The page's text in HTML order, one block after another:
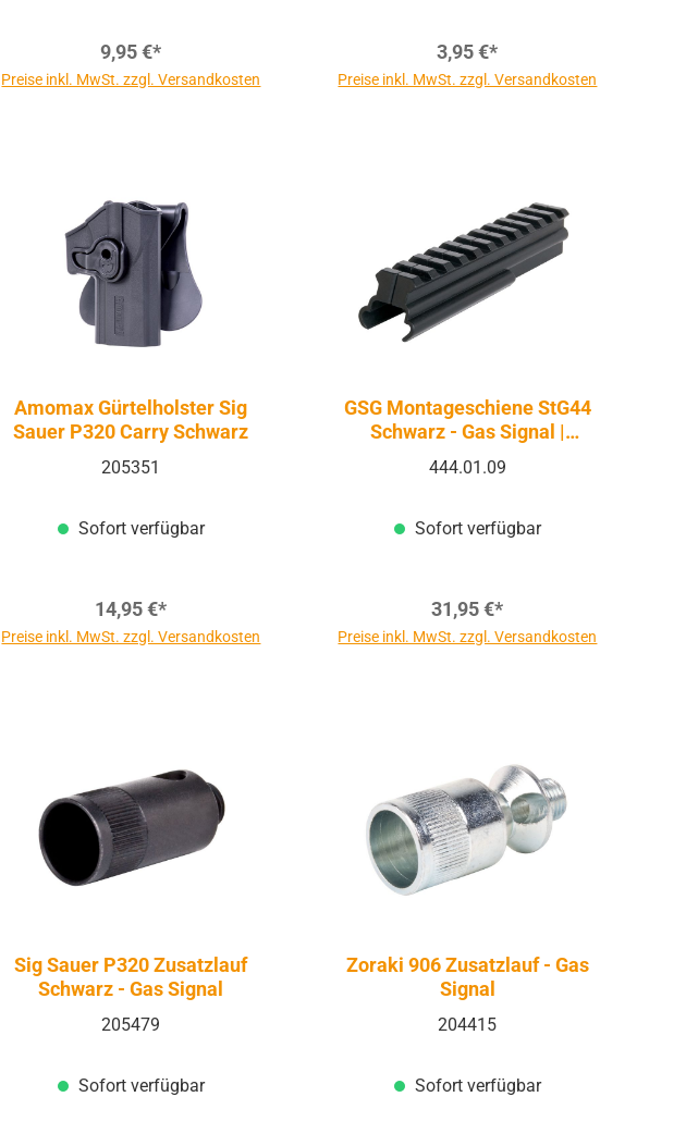
9,95 €*
Preise inkl. MwSt. zzgl. Versandkosten
3,95 €*
Preise inkl. MwSt. zzgl. Versandkosten
Amomax Gürtelholster Sig
Sauer P320 Carry Schwarz
205351
Sofort verfügbar
14,95 €*
Preise inkl. MwSt. zzgl. Versandkosten
GSG Montageschiene StG44
Schwarz - Gas Signal |
Firearms
444.01.09
Sofort verfügbar
31,95 €*
Preise inkl. MwSt. zzgl. Versandkosten
Sig Sauer P320 Zusatzlauf
Schwarz - Gas Signal
205479
Sofort verfügbar
Zoraki 906 Zusatzlauf - Gas
Signal
204415
Sofort verfügbar